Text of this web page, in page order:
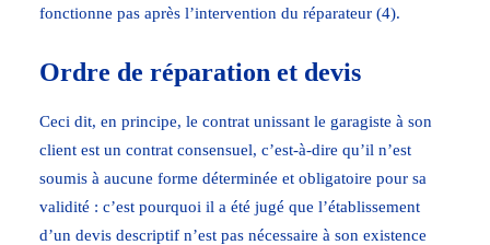
fonctionne pas après l’intervention du réparateur (4).
Ordre de réparation et devis
Ceci dit, en principe, le contrat unissant le garagiste à son
client est un contrat consensuel, c’est-à-dire qu’il n’est
soumis à aucune forme déterminée et obligatoire pour sa
validité : c’est pourquoi il a été jugé que l’établissement
d’un devis descriptif n’est pas nécessaire à son existence